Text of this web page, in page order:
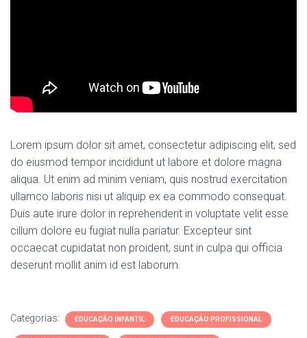
Lorem ipsum dolor sit amet, consectetur adipiscing elit, sed
do eiusmod tempor incididunt ut labore et dolore magna
aliqua. Ut enim ad minim veniam, quis nostrud exercitation
ullamco laboris nisi ut aliquip ex ea commodo consequat.
Duis aute irure dolor in reprehenderit in voluptate velit esse
cillum dolore eu fugiat nulla pariatur. Excepteur sint
occaecat cupidatat non proident, sunt in culpa qui officia
deserunt mollit anim id est laborum.
Categorias: EDUCAÇÃO INFANTIL EDUCAÇÃO PROFISSIONAL